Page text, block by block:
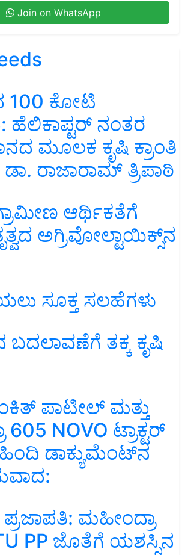
Join on WhatsApp
100 ಕೋಟಿ
ಹೆಲಿಕಾಪ್ಟರ್ ನಂತರ
ಮೂಲಕ ಕೃಷಿ ಕ್ರಾಂತಿ
ಡಾ. ರಾಜಾರಾಮ್ ತ್ರಿಪಾಠಿ
ಆರ್ಥಿಕತೆಗೆ
ಅಗ್ರಿವೋಲ್ಟಾಯಿಕ್ಸ್‌ನ
ಸೂಕ್ತ ಸಲಹೆಗಳು
ತಕ್ಕ ಕೃಷಿ
ಪಾಟೀಲ್ ಮತ್ತು
605 NOVO ಟ್ರಾಕ್ಟರ್
ಹಿಂದಿ ಡಾಕ್ಯುಮೆಂಟ್‌ನ
ಮಹೀಂದ್ರಾ
PP ಜೊತೆಗೆ ಯಶಸ್ಸಿನ